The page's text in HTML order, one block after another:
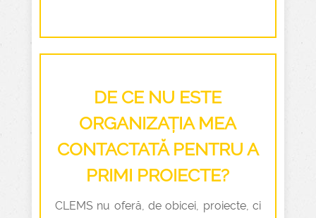
DE CE NU ESTE
ORGANIZAȚIA MEA
CONTACTATĂ PENTRU A
PRIMI PROIECTE?
CLEMS nu oferă, de obicei, proiecte, ci